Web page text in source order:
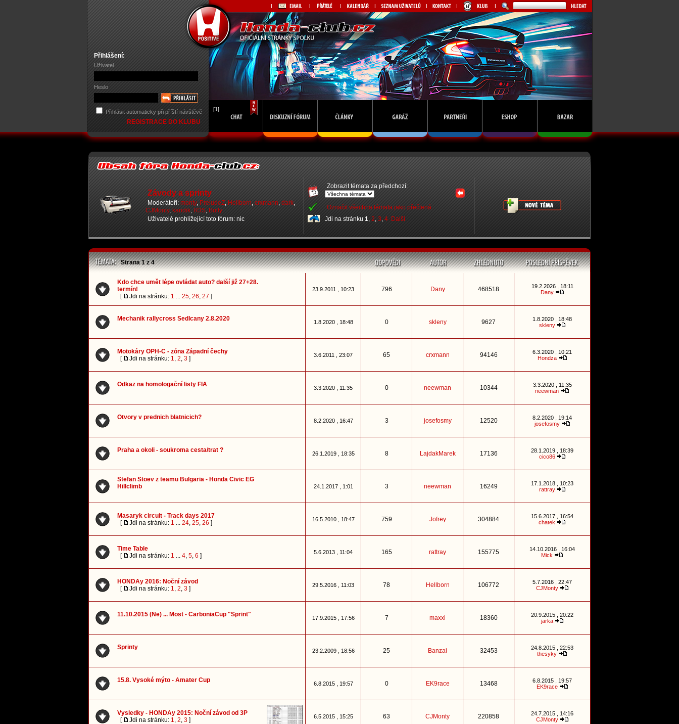
Přihlášení:
Uživatel
Heslo
Přihlásit automaticky při příští návštěvě
REGISTRACE DO KLUBU
[1]
Závody a sprinty
Moderátoři: monty, PreludeZ, Hellborn, crxmann, dark,
CJMonty, kandik, R3S, Bully
Uživatelé prohlížející toto fórum: nic
Zobrazit témata za předchozí:
Označit všechna témata jako přečtená
Jdi na stránku 1, 2, 3, 4 Další
Strana1z4
Kdo chce umět lépe ovládat auto? další již 27+28.
termín!
[
Jdi na stránku: 1 ... 25, 26, 27 ]
23.9.2011 , 10:23 796 Dany 468518
19.2.2026 , 18:11
Dany
Mechanik rallycross Sedlcany 2.8.2020 1.8.2020 , 18:48 0 skleny 9627
1.8.2020 , 18:48
skleny
Motokáry OPH-C - zóna Západní čechy
[
Jdi na stránku: 1, 2, 3 ] 3.6.2011 , 23:07 65 crxmann 94146
6.3.2020 , 10:21
Hondza
Odkaz na homologační listy FIA 3.3.2020 , 11:35 0 neewman 10344
3.3.2020 , 11:35
neewman
Otvory v prednich blatnicich? 8.2.2020 , 16:47 3 josefosmy 12520
8.2.2020 , 19:14
josefosmy
Praha a okoli - soukroma cesta/trat ? 26.1.2019 , 18:35 8 LajdakMarek 17136
28.1.2019 , 18:39
cico86
Stefan Stoev z teamu Bulgaria - Honda Civic EG
Hillclimb
24.1.2017 , 1:01 3 neewman 16249
17.1.2018 , 10:23
rattray
Masaryk circuit - Track days 2017
[
Jdi na stránku: 1 ... 24, 25, 26 ] 16.5.2010 , 18:47 759 Jofrey 304884
15.6.2017 , 16:54
chatek
Time Table
[
Jdi na stránku: 1 ... 4, 5, 6 ] 5.6.2013 , 11:04 165 rattray 155775
14.10.2016 , 16:04
Mick
HONDAy 2016: Noční závod
[
Jdi na stránku: 1, 2, 3 ] 29.5.2016 , 11:03 78 Hellborn 106772
5.7.2016 , 22:47
CJMonty
11.10.2015 (Ne) ... Most - CarboniaCup "Sprint" 17.9.2015 , 17:56 7 maxxi 18360
20.9.2015 , 20:22
jarka
Sprinty 23.2.2009 , 18:56 25 Banzai 32453
24.8.2015 , 22:53
thesyky
15.8. Vysoké mýto - Amater Cup 6.8.2015 , 19:57 0 EK9race 13468
6.8.2015 , 19:57
EK9race
Vysledky - HONDAy 2015: Noční závod od 3P
[
Jdi na stránku: 1, 2, 3 ] 6.5.2015 , 15:25 63 CJMonty 220858
24.7.2015 , 14:16
CJMonty